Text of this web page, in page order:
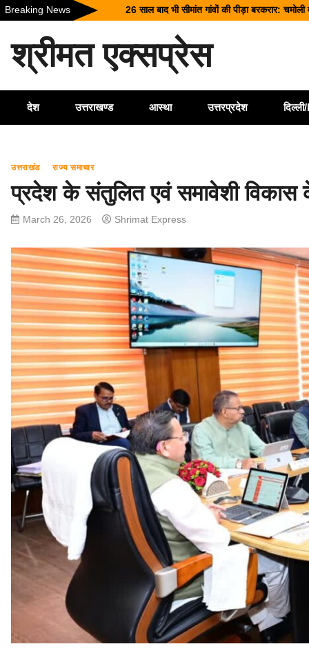
Skip
to
Breaking News
टिहरी में दर्दनाक हादसा: 250 मीटर गहरी खाई में
धामी कैबिनेट के ऐतिहासिक फैसले: जनकल्याण, रोजगार,
चारधाम यात्रा होगी और सुगम, कर्णप्रयाग और सिमली
श्रीमत एक्सप्रेस
देश उत्तराखण्ड आस्था उत्तरप्रदेश
उत्तराखंड राज्य समाचार
प्रदेश के संतुलित एवं समावेशी
March 26, 2026 Shrimat Express